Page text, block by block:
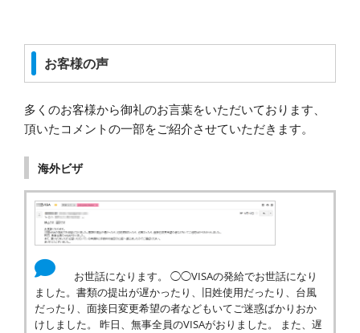
お客様の声
多くのお客様から御礼のお言葉をいただいております、
頂いたコメントの一部をご紹介させていただきます。
海外ビザ
お世話になります。 ◯◯VISAの発給でお世話になり
ました。書類の提出が遅かったり、旧姓使用だったり、台風
だったり、面接日変更希望の者などもいてご迷惑ばかりおか
けしました。 昨日、無事全員のVISAがおりました。 また、遅